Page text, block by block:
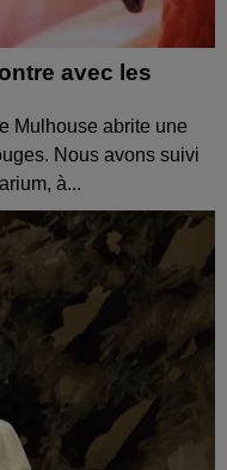
avec les
Mulhouse abrite une
Nous avons suivi
à...